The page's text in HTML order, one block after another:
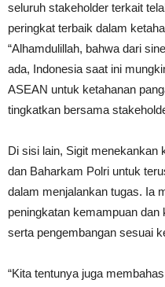
seluruh stakeholder terkait
peringkat terbaik dalam
“Alhamdulillah, bahwa dari
ada, Indonesia saat ini
ASEAN untuk ketahanan
tingkatkan bersama
Di sisi lain, Sigit menekankan
dan Baharkam Polri untuk
dalam menjalankan tugas. Ia
peningkatan kemampuan
serta pengembangan sesuai
“Kita tentunya juga